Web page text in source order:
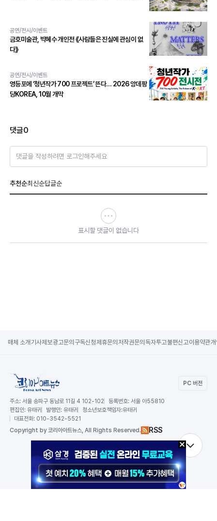
공연/전시/이벤트
금호미술관, 박혜수 개인전 《사람들은 진실에 관심이 없
다》
공연/전시/이벤트
영등포에 ‘청년작가 700 프로젝트’ 뜬다… 2026 앙데팡
당KOREA, 10월 개막
댓글0
댓글을 작성하려면 로그인해주세요
추천순최신순답글순
표시할 댓글이 없습니다
매체 소개 기사제보광고문의 구독신청제휴문의 저작권문의 독자투고불편신고이용약관
PC 버전
주소: 서울 송파구 동남로 11길 4 102-102 등록번호: 서울 아55810
편집인: 유태귀 발행인: 유태귀 청소년보호책임자:유태귀
대표전화: 010-3542-5521
Copyright by 코리아아트뉴스, All Rights Reserved. RSS